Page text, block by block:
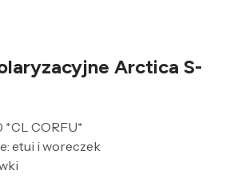
Arctica S-
*CL CORFU*
etui i woreczek